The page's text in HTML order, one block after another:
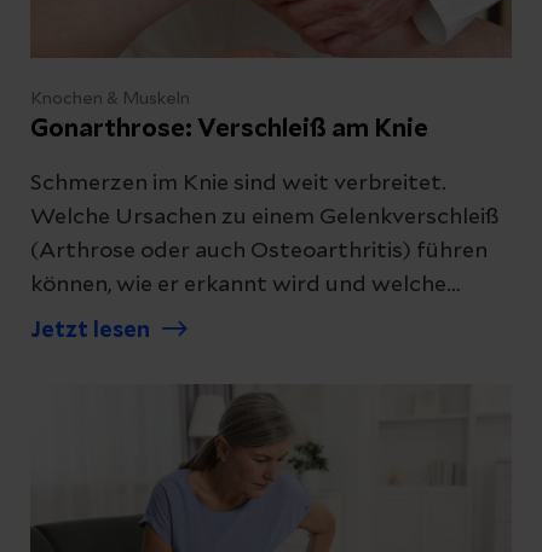
Knochen & Muskeln
Gonarthrose: Verschleiß am Knie
Schmerzen im Knie sind weit verbreitet.
Welche Ursachen zu einem Gelenkverschleiß
(Arthrose oder auch Osteoarthritis) führen
können, wie er erkannt wird und welche
Behandlungen möglich sind, erfahren Sie hier.
Jetzt lesen